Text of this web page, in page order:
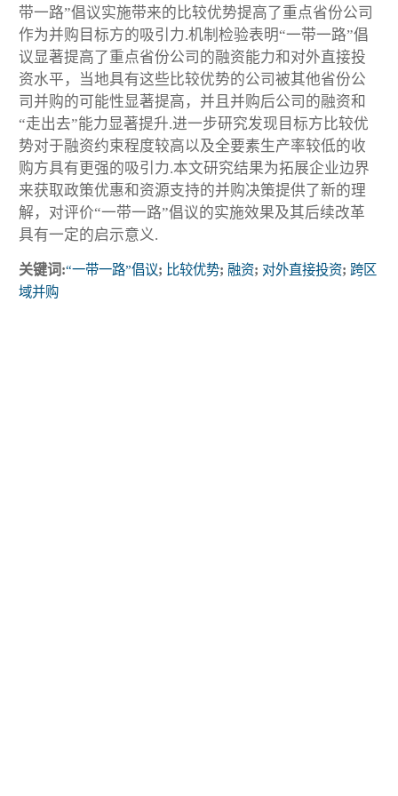
带一路”倡议实施带来的比较优势提高了重点省份公司
作为并购目标方的吸引力.机制检验表明“一带一路”倡
议显著提高了重点省份公司的融资能力和对外直接投
资水平，当地具有这些比较优势的公司被其他省份公
司并购的可能性显著提高，并且并购后公司的融资和
“走出去”能力显著提升.进一步研究发现目标方比较优
势对于融资约束程度较高以及全要素生产率较低的收
购方具有更强的吸引力.本文研究结果为拓展企业边界
来获取政策优惠和资源支持的并购决策提供了新的理
解，对评价“一带一路”倡议的实施效果及其后续改革
具有一定的启示意义.
关键词:“一带一路”倡议; 比较优势; 融资; 对外直接投资; 跨区
域并购